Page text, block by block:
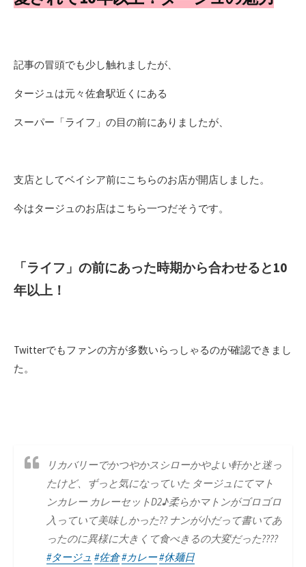
記事の冒頭でも少し触れましたが、
タージュは元々佐倉駅近くにある
スーパー「ライフ」の目の前にありましたが、
支店としてベイシア前にこちらのお店が開店しました。
今はタージュのお店はこちら一つだそうです。
「ライフ」の前にあった時期から合わせると10
年以上！
Twitterでもファンの方が多数いらっしゃるのが確認できまし
た。
リカバリーでかつやかスシローかやよい軒かと迷っ
たけど、ずっと気になっていた タージュにてマト
ンカレー カレーセットD2♪柔らかマトンがゴロゴロ
入っていて美味しかった?? ナンが小だって書いてあ
ったのに異様に大きくて食べきるの大変だった????
#タージュ #佐倉#カレー#休麺日